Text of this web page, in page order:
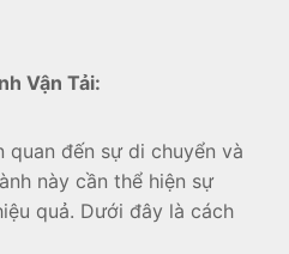
Vận Tải:
quan đến sự di chuyển và
này cần thể hiện sự
quả. Dưới đây là cách